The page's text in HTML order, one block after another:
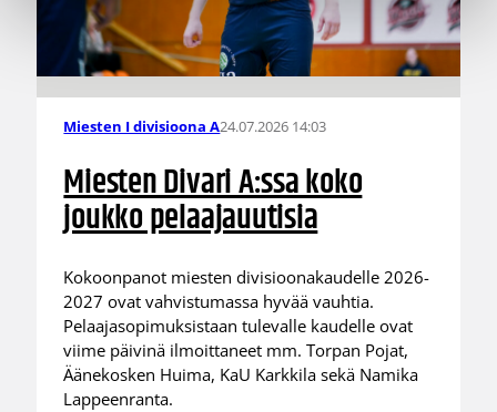
Miesten I divisioona A24.07.2026 14:03
Miesten Divari A:ssa koko
joukko pelaajauutisia
Kokoonpanot miesten divisioonakaudelle 2026-
2027 ovat vahvistumassa hyvää vauhtia.
Pelaajasopimuksistaan tulevalle kaudelle ovat
viime päivinä ilmoittaneet mm. Torpan Pojat,
Äänekosken Huima, KaU Karkkila sekä Namika
Lappeenranta.